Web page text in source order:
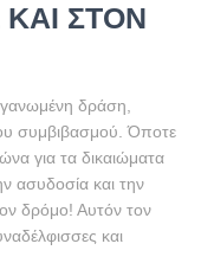
ΣΤΟΝ
δράση,
συμβιβασμού. Όποτε
για τα δικαιώματα
ασυδοσία και την
δρόμο! Αυτόν τον
και